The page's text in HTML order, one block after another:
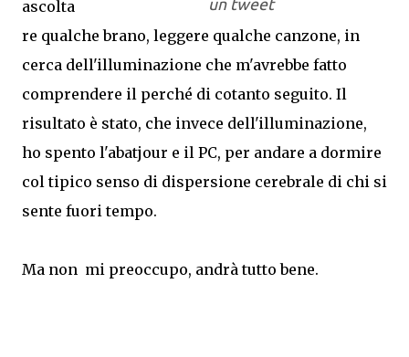
un tweet
ascolta
re qualche brano, leggere qualche canzone, in
cerca dell'illuminazione che m'avrebbe fatto
comprendere il perché di cotanto seguito. Il
risultato è stato, che invece dell'illuminazione,
ho spento l'abatjour e il PC, per andare a dormire
col tipico senso di dispersione cerebrale di chi si
sente fuori tempo.
Ma non mi preoccupo, andrà tutto bene.